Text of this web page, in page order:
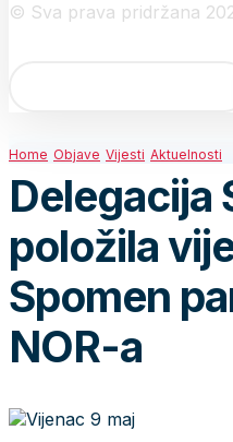
© Sva prava pridržana
Home Objave Vijesti Aktuelnosti
Delegacija
položila
Spomen
NOR-a